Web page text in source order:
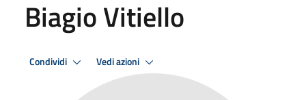
Biagio Vitiello
Condividi Vedi azioni